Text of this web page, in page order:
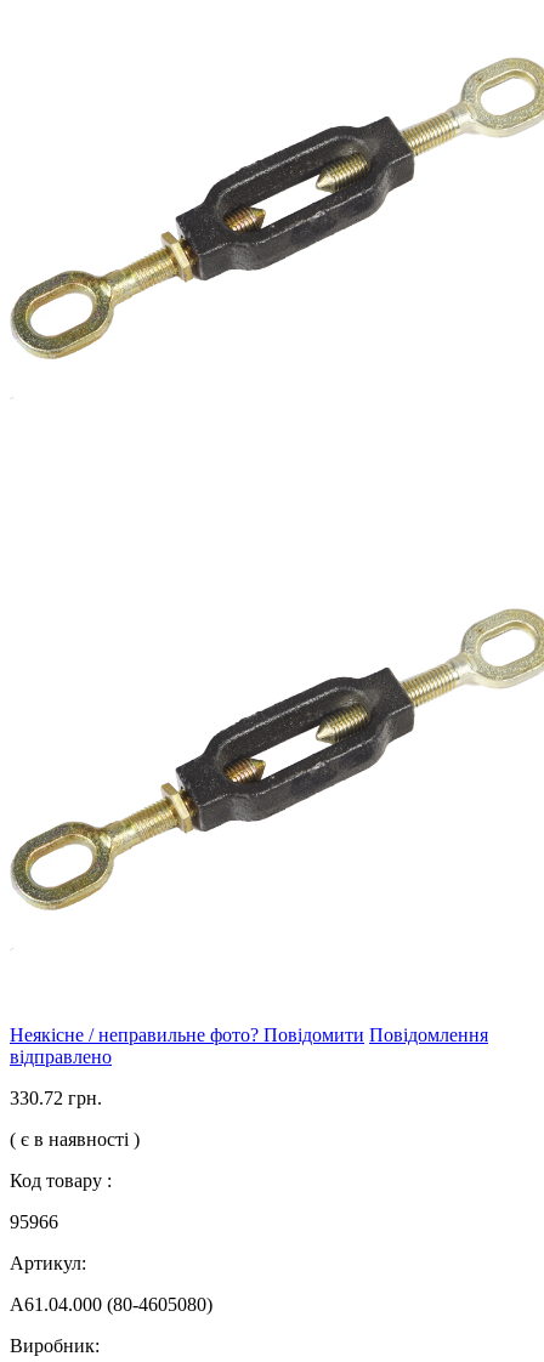
Неякісне / неправильне фото? Повідомити Повідомлення
відправлено
330.72 грн.
( є в наявності )
Код товару :
95966
Артикул:
А61.04.000 (80-4605080)
Виробник: